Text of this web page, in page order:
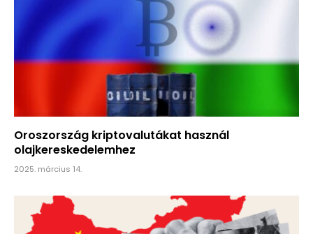
Oroszország kriptovalutákat használ
olajkereskedelemhez
2025. március 14.